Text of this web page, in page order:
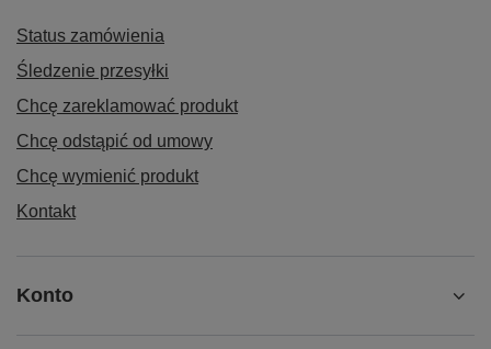
Status zamówienia
Śledzenie przesyłki
Chcę zareklamować produkt
Chcę odstąpić od umowy
Chcę wymienić produkt
Kontakt
Konto